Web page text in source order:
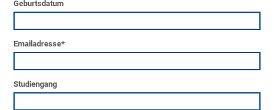
Geburtsdatum
Emailadresse*
Studiengang